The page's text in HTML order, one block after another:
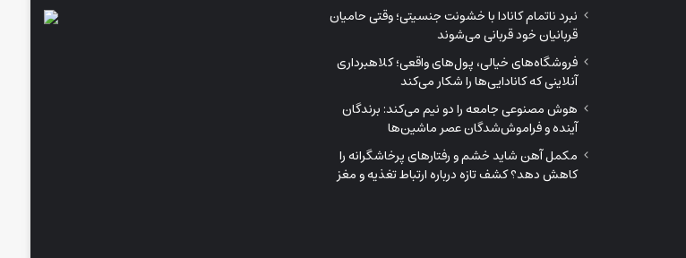
نبرد ناتمام کانادا با خشونت جنسیتی؛ وقتی حامیان
قربانیان خود قربانی می‌شوند
فروشگاه‌های خیالی، پول‌های واقعی؛ کلاهبرداری
آنلاینی که کانادایی‌ها را شکار می‌کند
هوش مصنوعی جامعه را دو نیم می‌کند: برندگان
آینده و فراموش‌شدگان عصر ماشین‌ها
مکمل آهن شاید خشم و رفتارهای پرخاشگرانه را
کاهش دهد؟ کشف تازه درباره ارتباط تغذیه و مغز